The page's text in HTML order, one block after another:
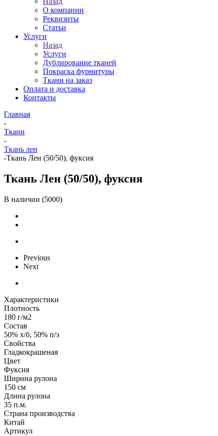
О компании
Реквизиты
Статьи
Услуги
Назад
Услуги
Дублирование тканей
Покраска фурнитуры
Ткани на заказ
Оплата и доставка
Контакты
Главная
-
Ткани
-
Ткань лен
-Ткань Лен (50/50), фуксия
Ткань Лен (50/50), фуксия
В наличии (5000)
Previous
Next
Характеристики
Плотность
180 г/м2
Состав
50% х/б, 50% п/э
Свойства
Гладкокрашеная
Цвет
Фуксия
Ширина рулона
150 см
Длина рулона
35 п.м.
Страна производства
Китай
Артикул